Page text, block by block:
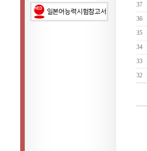
37
36
35
34
33
32